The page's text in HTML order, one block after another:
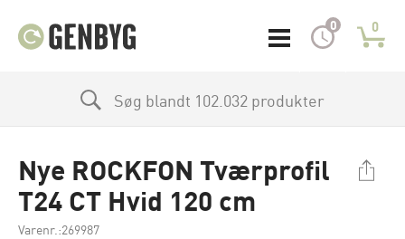
0 0
Søg blandt 102.032 produkter
Nye ROCKFON Tværprofil
T24 CT Hvid 120 cm
Varenr.:269987